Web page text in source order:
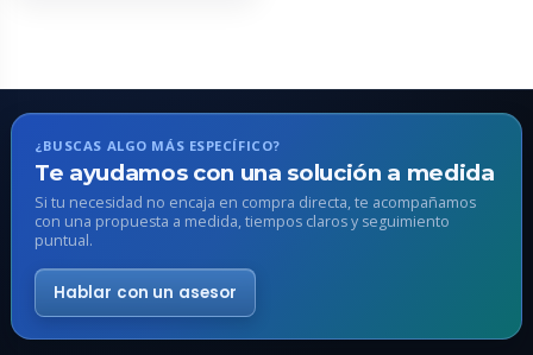
opciones
se
pueden
elegir
en
la
de
producto
¿BUSCAS ALGO MÁS ESPECÍFICO?
Te ayudamos con una solución a medida
Si tu necesidad no encaja en compra directa, te acompañamos
con una propuesta a medida, tiempos claros y seguimiento
puntual.
Hablar con un asesor